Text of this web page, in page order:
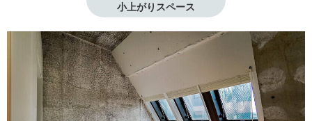
小上がりスペース